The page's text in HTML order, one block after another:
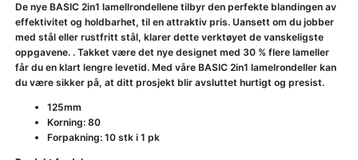
De nye BASIC 2in1 lamellrondellene tilbyr den perfekte blandingen av
effektivitet og holdbarhet, til en attraktiv pris. Uansett om du jobber
med stål eller rustfritt stål, klarer dette verktøyet de vanskeligste
oppgavene. . Takket være det nye designet med 30 % flere lameller
får du en klart lengre levetid. Med våre BASIC 2in1 lamelrondeller kan
du være sikker på, at ditt prosjekt blir avsluttet hurtigt og presist.
125mm
Korning: 80
Forpakning: 10 stk i 1 pk